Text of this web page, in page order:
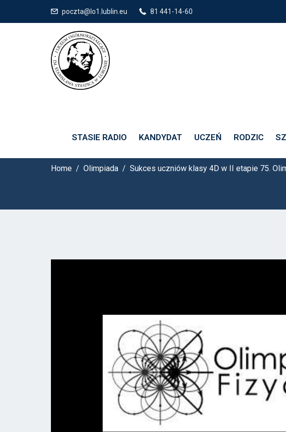
poczta@lo1.lublin.eu 81 441-14-60
STASIE RADIO KANDYDAT UCZEŃ RODZIC
Olimpiady
Home Olimpiada Sukces uczniów klasy 4D w II etapie 75.